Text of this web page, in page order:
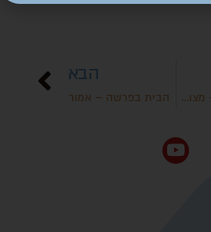
הבית בפרשה – מצורע
הבא
הבית בפרשה – אמור